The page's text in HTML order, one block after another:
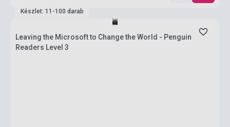
Készlet: 11-100 darab
Leaving the Microsoft to Change the World - Penguin
Readers Level 3